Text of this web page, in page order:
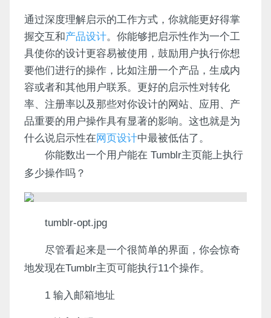
通过深度理解启示的工作方式，你就能更好得掌
握交互和产品设计。你能够把启示性作为一个工
具使你的设计更容易被使用，鼓励用户执行你想
要他们进行的操作，比如注册一个产品，生成内
容或者和其他用户联系。更好的启示性对转化
率、注册率以及那些对你设计的网站、应用、产
品重要的用户操作具有显著的影响。这也就是为
什么说启示性在网页设计中最被低估了。
你能数出一个用户能在 Tumblr主页能上执行
多少操作吗？
tumblr-opt.jpg
尽管看起来是一个很简单的界面，你会惊奇
地发现在Tumblr主页可能执行11个操作。
1 输入邮箱地址